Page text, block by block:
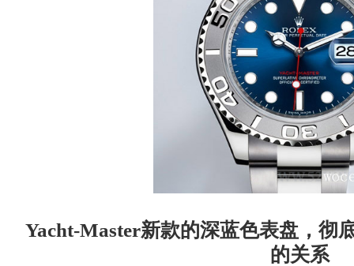
Yacht-Master新款的深蓝色表盘，彻
的关系